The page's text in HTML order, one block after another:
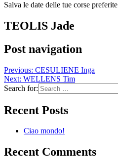
Salva le date delle tue corse preferite
TEOLIS Jade
Post navigation
Previous: CESULIENE Inga
Next: WELLENS Tim
Search for:
Recent Posts
Ciao mondo!
Recent Comments